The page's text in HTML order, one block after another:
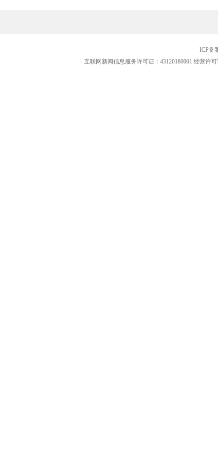
ICP备
互联网新闻信息服务许可证：43120180001 经营许可